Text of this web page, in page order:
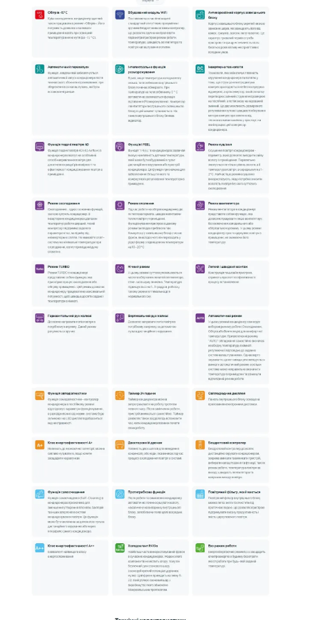
✔️ Охолодження
✔️ Обігрів
⏰ Додаткові функції:
✔️ Самодіагностика
✔️ Самоочищення
✔️ Функція I FEEL
SkyLux REAL Inverter SKC-12REAL— чудове рішення для
квартир, будинків та офісів площею до 35 м².
⚡ Інверторний компресор забезпечує стабільну температуру без
різких перепадів та допомагає суттєво знизити витрати на
електроенергію.
📲 Вбудований Wi-Fi модуль дозволяє керувати кліматом у
приміщенні дистанційно через смартфон.
🔇 Низький рівень шуму створює комфортні умови для роботи,
відпочинку та сну.
🏢 Компанія climat-opt пропонує оригінальну кліматичну техніку,
професійну консультацію, офіційну гарантію та вигідні ціни.
✔️ Комфорт у будь-яку пору року
✔️ Економію електроенергії
✔️ Надійну інверторну технологію
✔️ Оптимальне співвідношення ціни та якості
✔️ Довговічну та стабільну роботу кондиціонера